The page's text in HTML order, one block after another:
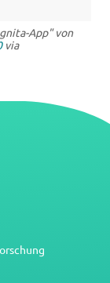
App" von
via